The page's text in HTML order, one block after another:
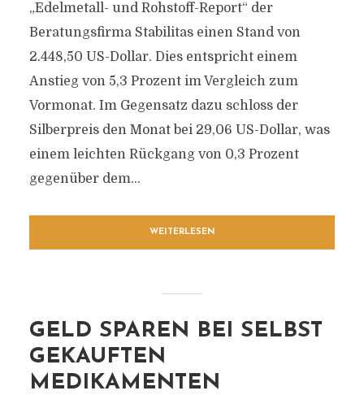
„Edelmetall- und Rohstoff-Report“ der
Beratungsfirma Stabilitas einen Stand von
2.448,50 US-Dollar. Dies entspricht einem
Anstieg von 5,3 Prozent im Vergleich zum
Vormonat. Im Gegensatz dazu schloss der
Silberpreis den Monat bei 29,06 US-Dollar, was
einem leichten Rückgang von 0,3 Prozent
gegenüber dem...
WEITERLESEN
GELD SPAREN BEI SELBST
GEKAUFTEN
MEDIKAMENTEN